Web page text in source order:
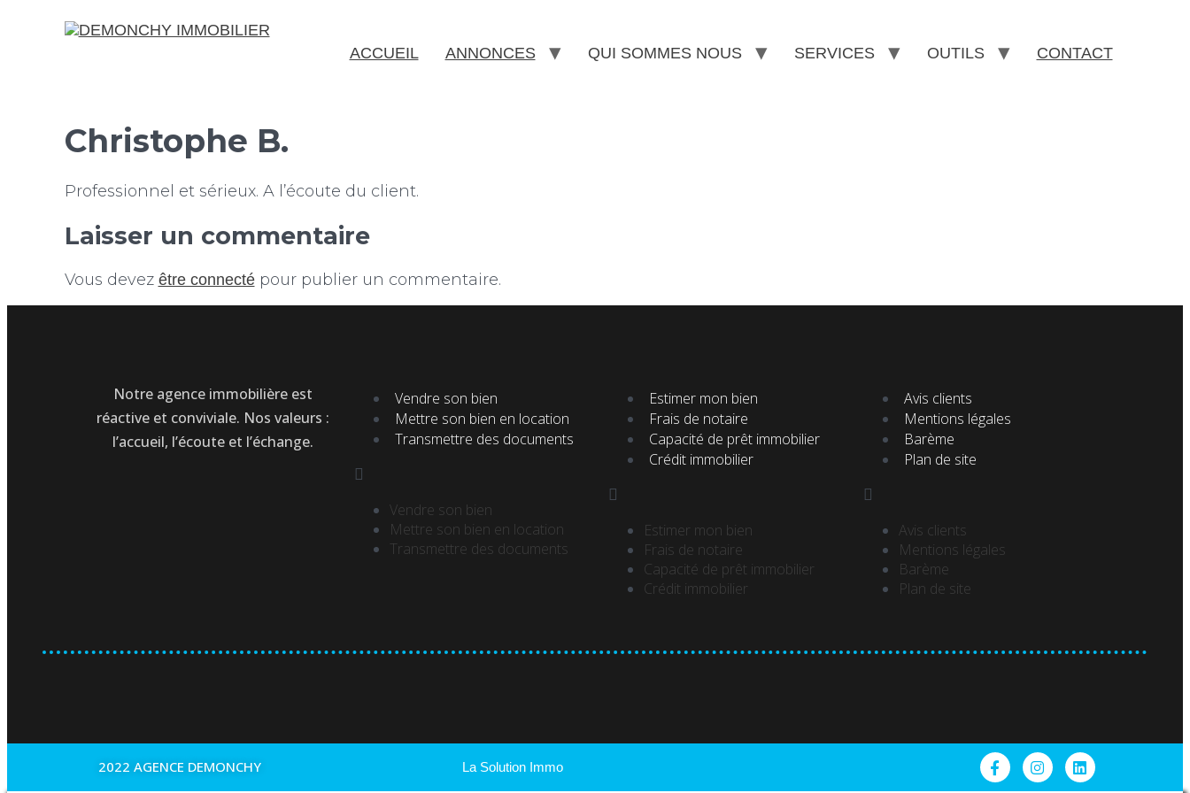
ACCUEIL ANNONCES QUI SOMMES NOUS SERVICES OUTILS CONTACT
Christophe B.
Professionnel et sérieux. A l’écoute du client.
Laisser un commentaire
Vous devez être connectépour publier un commentaire.
Notre agence immobilière est
réactive et conviviale. Nos valeurs :
l’accueil, l’écoute et l’échange.
Vendre son bien
Mettre son bien en location
Transmettre des documents
Vendre son bien
Mettre son bien en location
Transmettre des documents
Estimer mon bien
Frais de notaire
Capacité de prêt immobilier
Crédit immobilier
Estimer mon bien
Frais de notaire
Capacité de prêt immobilier
Crédit immobilier
Avis clients
Mentions légales
Barème
Plan de site
Avis clients
Mentions légales
Barème
Plan de site
2022 AGENCE DEMONCHY La Solution Immo